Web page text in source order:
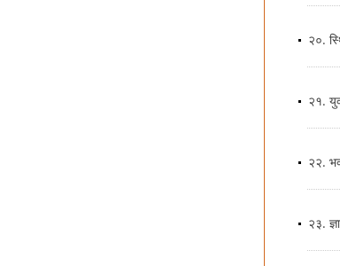
२०.
२१.
२२.
२३.